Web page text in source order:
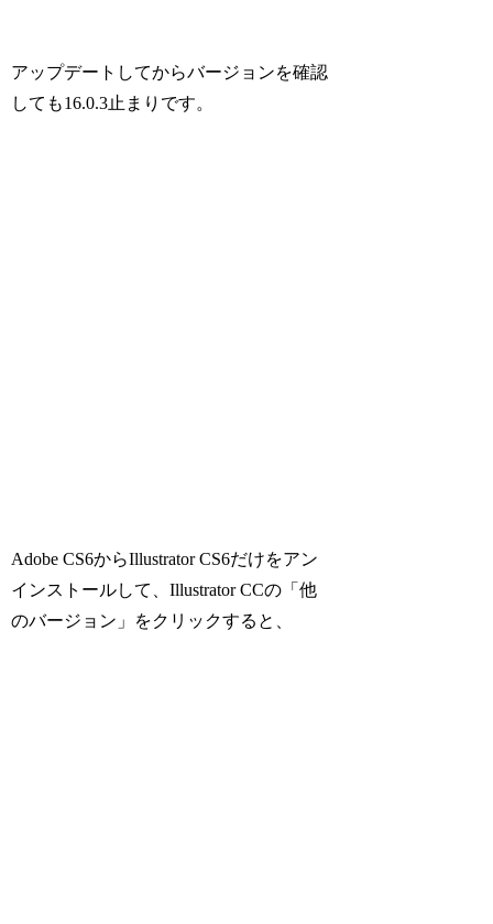
アップデートしてからバージョンを確認
しても16.0.3止まりです。
Adobe CS6からIllustrator CS6だけをアン
インストールして、Illustrator CCの「他
のバージョン」をクリックすると、